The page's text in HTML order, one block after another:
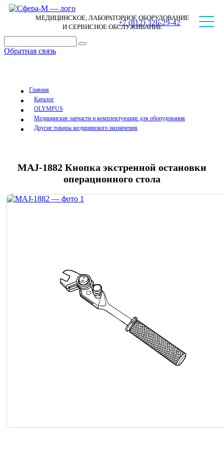
МЕДИЦИНСКОЕ, ЛАБОРАТОРНОЕ ОБОРУДОВАНИЕ
И СЕРВИСНОЕ ОБСЛУЖИВАНИЕ
+7 (812) 326-29-42
Обратная связь
Главная
Каталог
OLYMPUS
Медицинские запчасти и комплектующие для оборудования
Другие товары медицинского назначения
MAJ-1882 Кнопка экстренной остановки
операционного стола